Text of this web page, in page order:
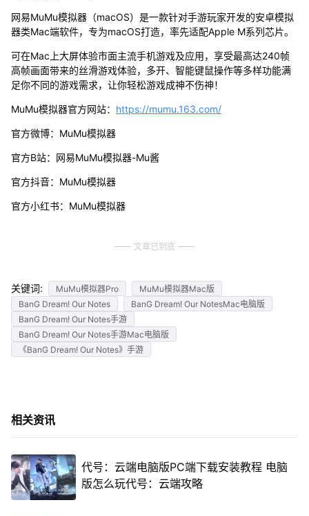
网易MuMu模拟器（macOS）是一款针对手游玩家开发的安卓模拟
器类Mac端软件，专为macOS打造，率先适配Apple M系列芯片。
可在Mac上大屏体验市面主流手机游戏及应用，享受最高达240帧
高帧画面带来的丝滑游戏体验，多开、智能键鼠操作等多样功能满
足你不同的游戏需求，让你轻松游戏成神不伤神！
MuMu模拟器官方网站： https://mumu.163.com/
官方微博：MuMu模拟器
官方B站：网易MuMu模拟器-Mu酱
官方抖音：MuMu模拟器
官方小红书：MuMu模拟器
文章已到底
关键词: MuMu模拟器Pro
MuMu模拟器Mac版
BanG Dream! Our Notes
BanG Dream! Our NotesMac电脑版
BanG Dream! Our Notes手游
BanG Dream! Our Notes手游Mac电脑版
《BanG Dream! Our Notes》手游
相关资讯
代号：云端电脑版PC端下载安装教程 电脑
版怎么玩代号：云端攻略